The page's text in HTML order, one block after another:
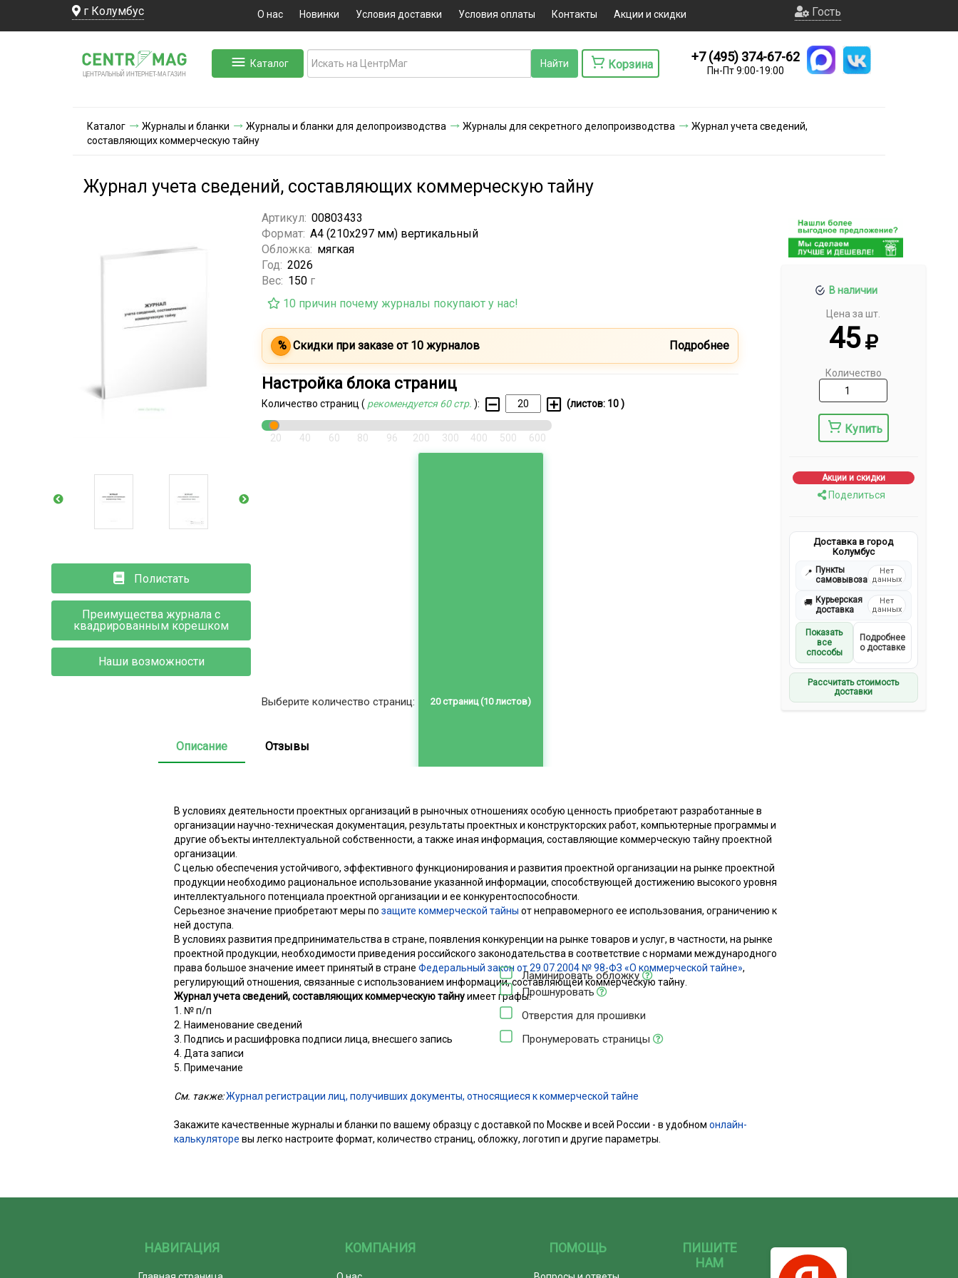
г Колумбус О нас Новинки Условия доставки Условия оплаты Контакты Акции и скидки Гость
ЦЕНТРАЛЬНЫЙ ИНТЕРНЕТ-МА ГАЗИН
Каталог Корзина
+7 (495) 374-67-62
Пн-Пт 9:00-19:00
Каталог Журналы и бланки Журналы и бланки для делопроизводства Журналы для секретного делопроизводства
Журнал учета сведений,
составляющих коммерческую тайну
Журнал учета сведений, составляющих коммерческую тайну
Полистать
Преимущества журнала с
квадрированным корешком
Наши возможности
В наличии
Цена за шт.
45
Количество
Купить
Акции и скидки
Поделиться
Доставка в город
Колумбус
📍 Пункты
самовывоза
Нет
данных
🚚 Курьерская
доставка
Нет
данных
Показать
все
способы
Подробнее
о доставке
Рассчитать стоимость
доставки
Артикул: 00803433
Формат: А4 (210х297 мм) вертикальный
Обложка: мягкая
Год: 2026
Вес: 150 г
10 причин почему журналы покупают у нас!
% Скидки при заказе от 10 журналов Подробнее
Настройка блока страниц
Количество страниц ( рекомендуется 60 стр. ): (листов: 10)
20 40 60 80 96 200 300 400 500 600
Выберите количество страниц:
Обложка:
Ламинировать обложку
Прошнуровать
Отверстия для прошивки
Пронумеровать страницы
Описание Отзывы
В условиях деятельности проектных организаций в рыночных отношениях особую ценность приобретают разработанные в
организации научно-техническая документация, результаты проектных и конструкторских работ, компьютерные программы и
другие объекты интеллектуальной собственности, а также иная информация, составляющие коммерческую тайну проектной
организации.
С целью обеспечения устойчивого, эффективного функционирования и развития проектной организации на рынке проектной
продукции необходимо рациональное использование указанной информации, способствующей достижению высокого уровня
интеллектуального потенциала проектной организации и ее конкурентоспособности.
Серьезное значение приобретают меры по защите коммерческой тайны от неправомерного ее использования, ограничению к
ней доступа.
В условиях развития предпринимательства в стране, появления конкуренции на рынке товаров и услуг, в частности, на рынке
проектной продукции, необходимости приведения российского законодательства в соответствие с нормами международного
права большое значение имеет принятый в стране Федеральный закон от 29.07.2004 № 98-ФЗ «О коммерческой тайне»,
регулирующий отношения, связанные с использованием информации, составляющей коммерческую тайну.
Журнал учета сведений, составляющих коммерческую тайнуимеет графы:
1. № п/п
2. Наименование сведений
3. Подпись и расшифровка подписи лица, внесшего запись
4. Дата записи
5. Примечание
См. также:Журнал регистрации лиц, получивших документы, относящиеся к коммерческой тайне
Закажите качественные журналы и бланки по вашему образцу с доставкой по Москве и всей России - в удобном онлайн-
калькуляторе вы легко настроите формат, количество страниц, обложку, логотип и другие параметры.
НАВИГАЦИЯ КОМПАНИЯ ПОМОЩЬ
ПИШИТЕ
НАМ